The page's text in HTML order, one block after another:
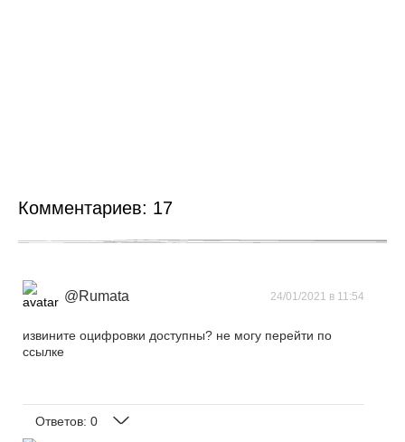
Комментариев: 17
@Rumata 24/01/2021 в 11:54
извините оцифровки доступны? не могу перейти по
ссылке
Ответов: 0